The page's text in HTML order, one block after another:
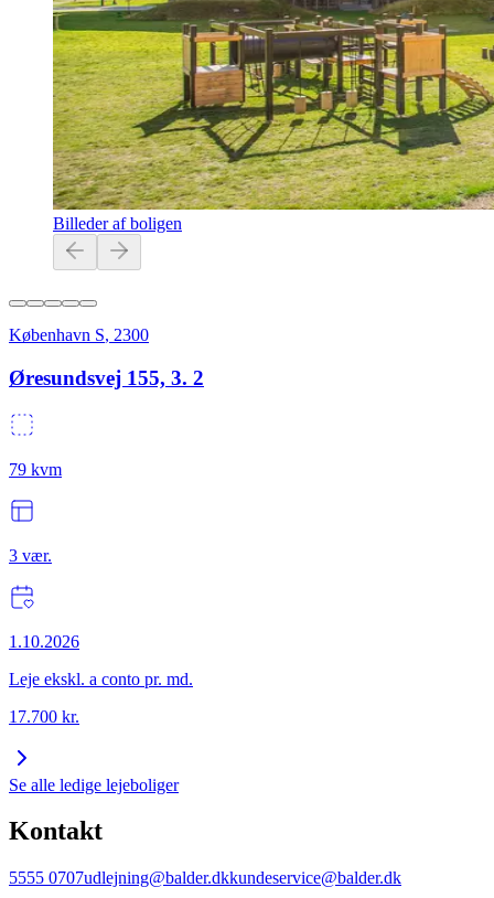
Billeder af boligen
København S, 2300
Øresundsvej 155, 3. 2
79 kvm
3 vær.
1.10.2026
Leje ekskl. a conto pr. md.
17.700 kr.
Se alle ledige lejeboliger
Kontakt
5555 0707udlejning@balder.dkkundeservice@balder.dk